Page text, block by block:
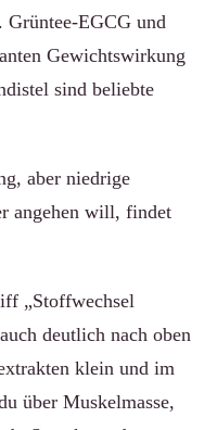
EGCG und
Gewichtswirkung
sind beliebte
aber niedrige
angehen will, findet
„Stoffwechsel
deutlich nach oben
klein und im
über Muskelmasse,